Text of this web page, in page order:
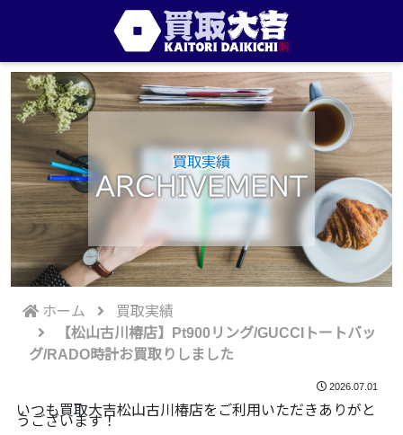
買取実績
ARCHIVEMENT
ホーム
買取実績
【松山古川椿店】Pt900リング/GUCCIトートバッ
グ/RADO時計お買取りしました
2026.07.01
いつも買取大吉松山古川椿店をご利用いただきありがと
うございます！